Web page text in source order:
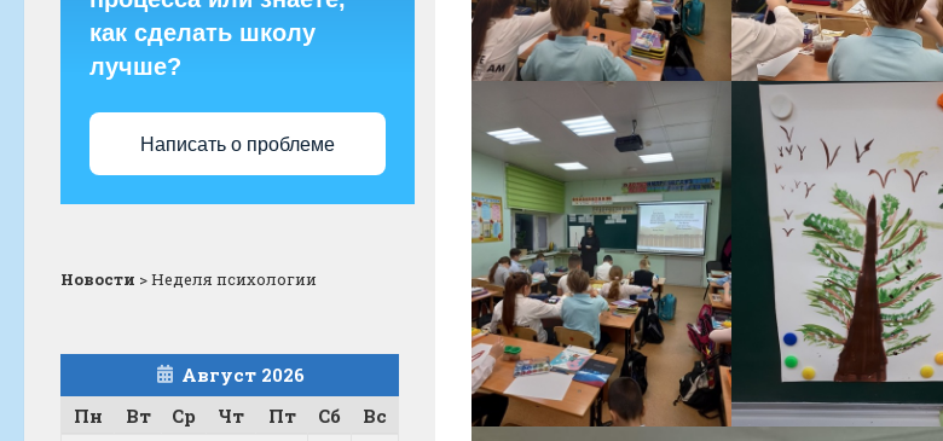
как сделать школу
лучше?
Написать о проблеме
Новости >Неделя психологии
Август 2026
Пн
Вт Ср Чт Пт Сб
Вс